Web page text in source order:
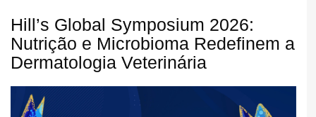
Hill’s Global Symposium 2026:
Nutrição e Microbioma Redefinem a
Dermatologia Veterinária